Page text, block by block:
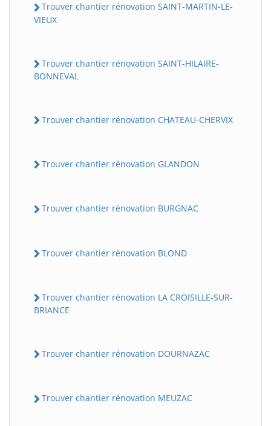
Trouver chantier rénovation SAINT-MARTIN-LE-
VIEUX
Trouver chantier rénovation SAINT-HILAIRE-
BONNEVAL
Trouver chantier rénovation CHATEAU-CHERVIX
Trouver chantier rénovation GLANDON
Trouver chantier rénovation BURGNAC
Trouver chantier rénovation BLOND
Trouver chantier rénovation LA CROISILLE-SUR-
BRIANCE
Trouver chantier rénovation DOURNAZAC
Trouver chantier rénovation MEUZAC